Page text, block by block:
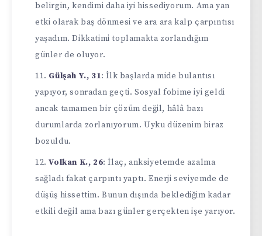
belirgin, kendimi daha iyi hissediyorum. Ama yan
etki olarak baş dönmesi ve ara ara kalp çarpıntısı
yaşadım. Dikkatimi toplamakta zorlandığım
günler de oluyor.
Gülşah Y., 31: İlk başlarda mide bulantısı
yapıyor, sonradan geçti. Sosyal fobime iyi geldi
ancak tamamen bir çözüm değil, hâlâ bazı
durumlarda zorlanıyorum. Uyku düzenim biraz
bozuldu.
Volkan K., 26: İlaç, anksiyetemde azalma
sağladı fakat çarpıntı yaptı. Enerji seviyemde de
düşüş hissettim. Bunun dışında beklediğim kadar
etkili değil ama bazı günler gerçekten işe yarıyor.